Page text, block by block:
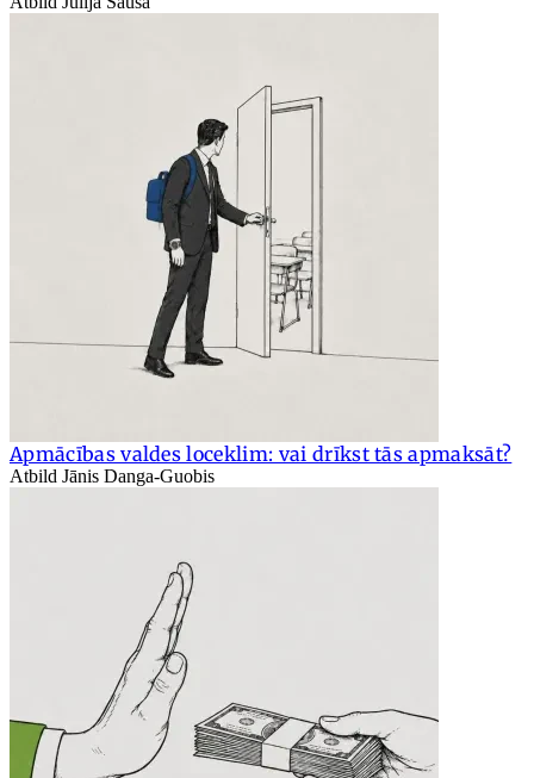
Apmācības valdes loceklim: vai drīkst tās apmaksāt?
Atbild Jānis Danga-Guobis